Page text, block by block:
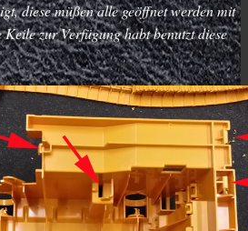
diese müßen alle geöffnet werden mit
zur Verfügung habt benutzt diese